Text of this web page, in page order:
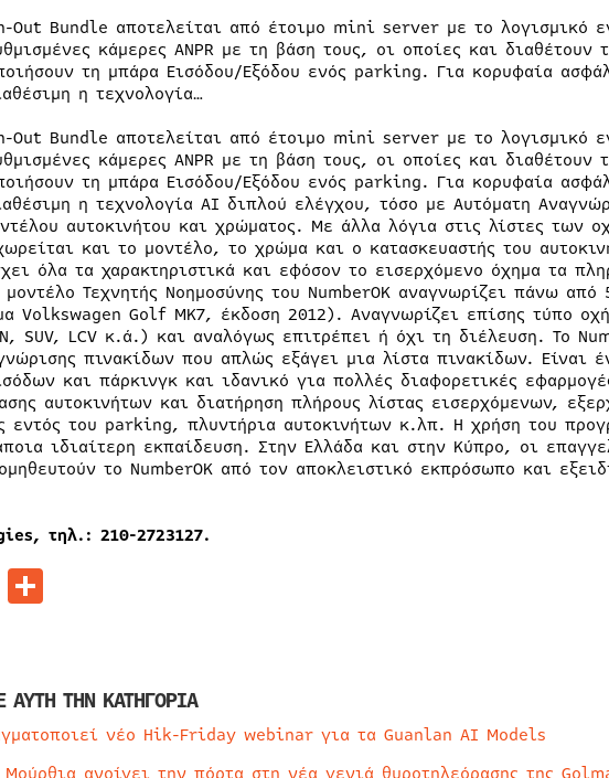
Out Bundle αποτελείται από έτοιμο mini server με το λογισμικό
κάμερες ANPR με τη βάση τους, οι οποίες και
τη μπάρα Εισόδου/Εξόδου ενός parking. Για κορυφαία
η τεχνολογία…
Out Bundle αποτελείται από έτοιμο mini server με το λογισμικό
κάμερες ANPR με τη βάση τους, οι οποίες και
τη μπάρα Εισόδου/Εξόδου ενός parking. Για κορυφαία
η τεχνολογία AI διπλού ελέγχου, τόσο με Αυτόματη
αυτοκινήτου και χρώματος. Με άλλα λόγια στις λίστες των
και το μοντέλο, το χρώμα και ο κατασκευαστής του
όλα τα χαρακτηριστικά και εφόσον το εισερχόμενο όχημα τα
Τεχνητής Νοημοσύνης του NumberOK αναγνωρίζει πάνω από
Volkswagen Golf MK7, έκδοση 2012). Αναγνωρίζει επίσης τύπο
SUV, LCV κ.ά.) και αναλόγως επιτρέπει ή όχι τη διέλευση. Το
πινακίδων που απλώς εξάγει μια λίστα πινακίδων. Είναι
και πάρκινγκ και ιδανικό για πολλές διαφορετικές
αυτοκινήτων και διατήρηση πλήρους λίστας εισερχόμενων,
εντός του parking, πλυντήρια αυτοκινήτων κ.λπ. Η χρήση του
ιδιαίτερη εκπαίδευση. Στην Ελλάδα και στην Κύπρο, οι
το NumberOK από τον αποκλειστικό εκπρόσωπο και
τηλ.: 210-2723127.
Μοιραστείτε
ΑΥΤΗ ΤΗΝ ΚΑΤΗΓΟΡΙΑ
νέο Hik-Friday webinar για τα Guanlan AI Models